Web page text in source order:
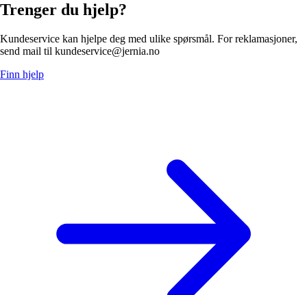
Trenger du hjelp?
Kundeservice kan hjelpe deg med ulike spørsmål. For reklamasjoner,
send mail til kundeservice@jernia.no
Finn hjelp